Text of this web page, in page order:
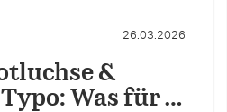
26.03.2026
&
Was für …